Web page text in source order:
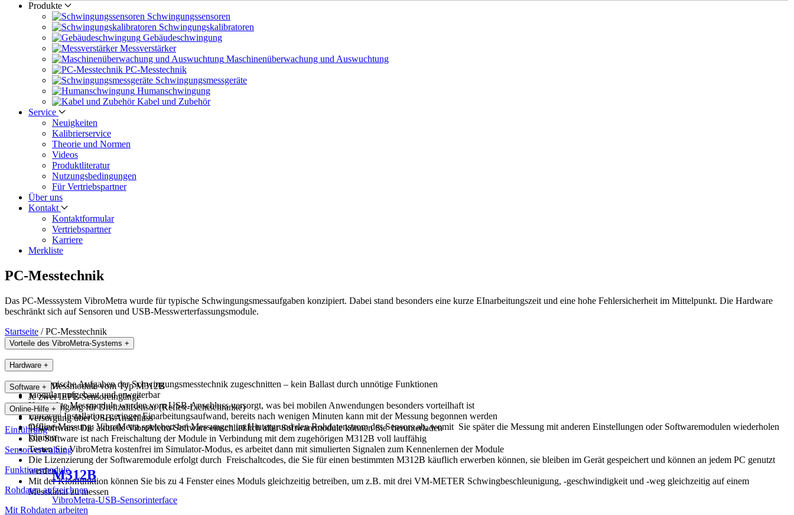
Produkte
Schwingungs­sensoren
Schwingungs­kalibratoren
Gebäude­schwingung
Messverstärker
Maschinen­überwachung und Auswuchtung
PC-Messtechnik
Schwingungs­messgeräte
Human­schwingung
Kabel und Zubehör
Service
Neuigkeiten
Kalibrier­service
Theorie und Normen
Videos
Produkt­literatur
Nutzungs­bedingungen
Für Vertriebs­partner
Über uns
Kontakt
Kontaktformular
Vertriebs­partner
Karriere
Merkliste
PC-Messtechnik
Das PC-Messsystem VibroMetra wurde für typische Schwingungsmessaufgaben konzipiert. Dabei stand besonders eine kurze EInarbeitungszeit und eine hohe Fehlersicherheit im Mittelpunkt. Die Hardware
beschränkt sich auf Sensoren und USB-Messwerterfassungsmodule.
Startseite /PC-Messtechnik
Vorteile des VibroMetra-Systems +
Auf typische Aufgaben der Schwingungsmesstechnik zugeschnitten – kein Ballast durch unnötige Funktionen
Modular aufgebaut und erweiterbar
Kompakte Messmodule werden vom USB-Anschluss versorgt, was bei mobilen Anwendungen besonders vorteilhaft ist
Einfache Installation, geringer Einarbeitungsaufwand, bereits nach wenigen Minuten kann mit der Messung begonnen werden
Offline-Messung: VibroMetra speichert bei Messungen im Hintergrund den Rohdatenstrom des Sensors ab, womit Sie später die Messung mit anderen Einstellungen oder Softwaremodulen wiederholen
können
Hardware +
USB-Messmodule vom Typ M312B
Je zwei IEPE-Sensoreingänge
Digitaleingang für Drehzahlsensor (Reflex-Lichtschranke)
Versorgung über USB-Anschluss
Software +
Testsoftware: Die aktuelle VibroMetra-Software einschließlich aller Softwaremodule können Sie herunterladen
Die Software ist nach Freischaltung der Module in Verbindung mit dem zugehörigen M312B voll lauffähig
Testen Sie VibroMetra kostenfrei im Simulator-Modus, es arbeitet dann mit simulierten Signalen zum Kennenlernen der Module
Die Lizenzierung der Softwaremodule erfolgt durch Freischaltcodes, die Sie für einen bestimmten M312B käuflich erwerben können, sie bleiben im Gerät gespeichert und können an jedem PC genutzt
werden.
Mit der Klonfunktion können Sie bis zu 4 Fenster eines Moduls gleichzeitig betreiben, um z.B. mit drei VM-METER Schwingbeschleunigung, -geschwindigkeit und -weg gleichzeitig auf einem
Messkanal zu messen
Online-Hilfe +
Einführung
Sensorverwaltung
Funktionsmodule
Rohdaten aufzeichnen
Mit Rohdaten arbeiten
M312B
VibroMetra-USB-Sensorinterface